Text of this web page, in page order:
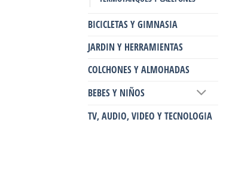
BICICLETAS Y GIMNASIA
JARDIN Y HERRAMIENTAS
COLCHONES Y ALMOHADAS
BEBES Y NIÑOS
TV, AUDIO, VIDEO Y TECNOLOGIA